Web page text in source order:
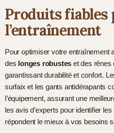
Produits fiables
l’entraînement
Pour optimiser votre entraînement
des longes robustes et des rênes
garantissant durabilité et confort.
surfaix et les gants antidérapants
l’équipement, assurant une
les avis d’experts pour identifier
répondent le mieux à vos besoins